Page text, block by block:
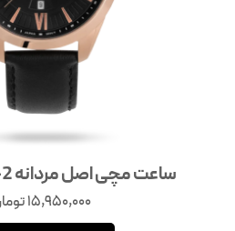
ساعت مچی اصل مردانه Laxmi 8186-2
15,950,000